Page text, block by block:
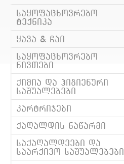
საყოფაცხოვრებო
ტექნიკა
ყავა & ჩაი
საყოფაცხოვრებო
ნივთები
ქიმია და ჰიგიენური
საშუალებები
კარტრიჯები
ქაღალდის ნაწარმი
საქაღალდეები და
საარქივო საშუალებები